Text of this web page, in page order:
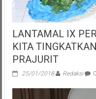
LANTAMAL IX
KITA
PRAJURIT
25/01/2018 Redaksi 0